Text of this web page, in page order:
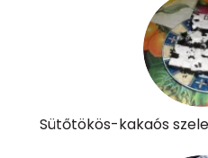
Sütőtökös-kakaós